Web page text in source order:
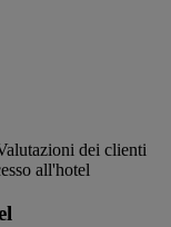
dei clienti
all'hotel